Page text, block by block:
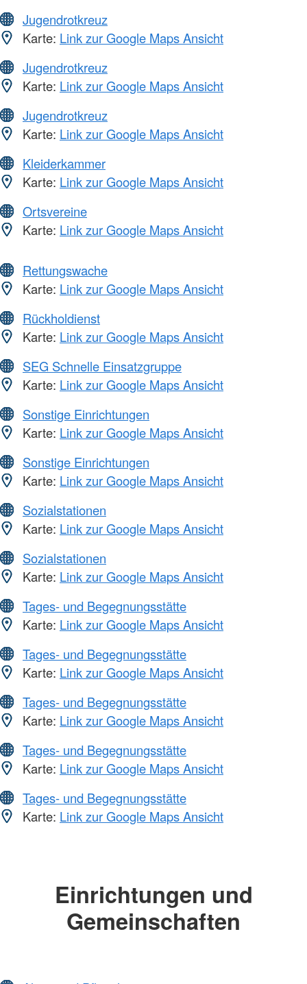
Jugendrotkreuz
Karte: Link zur Google Maps Ansicht
Jugendrotkreuz
Karte: Link zur Google Maps Ansicht
Jugendrotkreuz
Karte: Link zur Google Maps Ansicht
Kleiderkammer
Karte: Link zur Google Maps Ansicht
Ortsvereine
Karte: Link zur Google Maps Ansicht
Rettungswache
Karte: Link zur Google Maps Ansicht
Rückholdienst
Karte: Link zur Google Maps Ansicht
SEG Schnelle Einsatzgruppe
Karte: Link zur Google Maps Ansicht
Sonstige Einrichtungen
Karte: Link zur Google Maps Ansicht
Sonstige Einrichtungen
Karte: Link zur Google Maps Ansicht
Sozialstationen
Karte: Link zur Google Maps Ansicht
Sozialstationen
Karte: Link zur Google Maps Ansicht
Tages- und Begegnungsstätte
Karte: Link zur Google Maps Ansicht
Tages- und Begegnungsstätte
Karte: Link zur Google Maps Ansicht
Tages- und Begegnungsstätte
Karte: Link zur Google Maps Ansicht
Tages- und Begegnungsstätte
Karte: Link zur Google Maps Ansicht
Tages- und Begegnungsstätte
Karte: Link zur Google Maps Ansicht
Einrichtungen und
Gemeinschaften